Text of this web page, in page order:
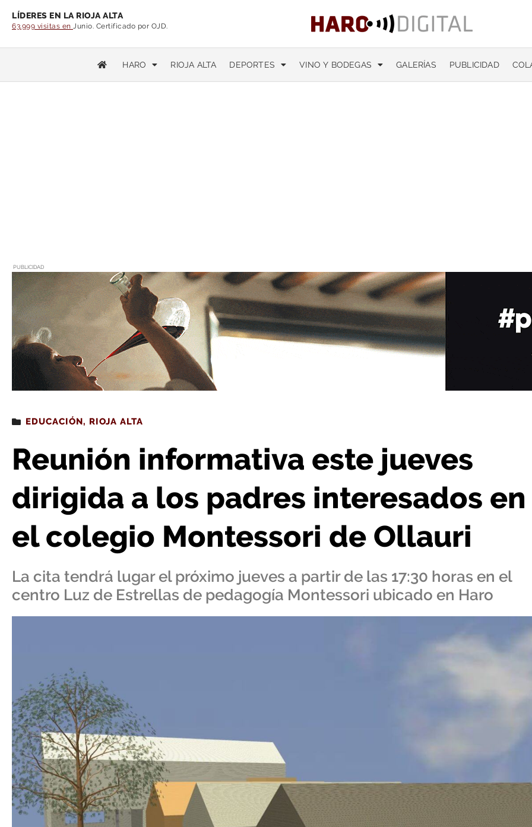
LÍDERES EN LA RIOJA ALTA
63.999 visitas en Junio. Certificado por OJD.
HARO RIOJA ALTA DEPORTES VINO Y BODEGAS GALERÍAS PUBLICIDAD
PUBLICIDAD
Estás leyendo : Reunión informativa este jueves dirigida a los padres interesados en el colegio Montessori de Ollauri
EDUCACIÓN, RIOJA ALTA
Reunión informativa este jueves
dirigida a los padres interesados en
el colegio Montessori de Ollauri
La cita tendrá lugar el próximo jueves a partir de las 17:30 horas en el
centro Luz de Estrellas de pedagogía Montessori ubicado en Haro